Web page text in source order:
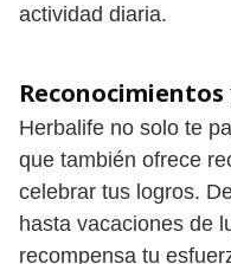
actividad diaria.
Reconocimientos
Herbalife no solo te
que también ofrece
celebrar tus logros.
hasta vacaciones de
recompensa tu